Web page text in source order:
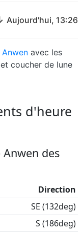
Aujourd'hui, 13:26
avec les
coucher de lune
d'heure
des
Direction
SE (132deg)
S (186deg)